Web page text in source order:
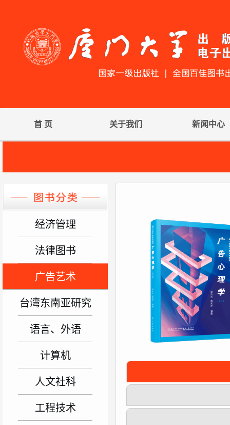
首 页 关于我们 新闻中心
经济管理
法律图书
广告艺术
台湾东南亚研究
语言、外语
计算机
人文社科
工程技术